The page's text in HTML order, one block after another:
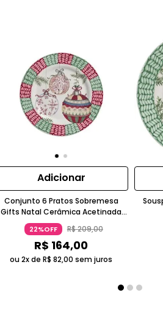
Adicionar
Conjunto 6 Pratos Sobremesa
Gifts Natal Cerâmica Acetinada
Bordô Alleanza
22%OFF R$209,00
R$ 164,00
ou 2x deR$ 82,00 sem juros